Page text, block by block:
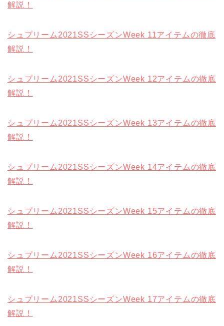
解説！
シュプリーム2021SSシーズンWeek 11アイテムの徹底
解説！
シュプリーム2021SSシーズンWeek 12アイテムの徹底
解説！
シュプリーム2021SSシーズンWeek 13アイテムの徹底
解説！
シュプリーム2021SSシーズンWeek 14アイテムの徹底
解説！
シュプリーム2021SSシーズンWeek 15アイテムの徹底
解説！
シュプリーム2021SSシーズンWeek 16アイテムの徹底
解説！
シュプリーム2021SSシーズンWeek 17アイテムの徹底
解説！